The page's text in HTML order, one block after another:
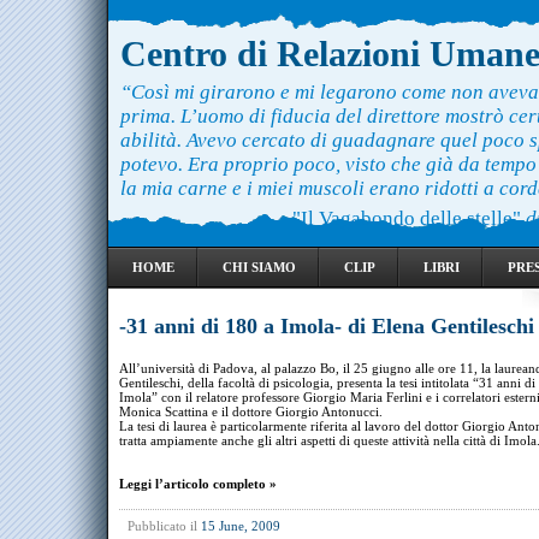
Centro di Relazioni Umane
“Così mi girarono e mi legarono come non
prima. L’uomo di fiducia del direttore mostrò
abilità. Avevo cercato di guadagnare quel poco
potevo. Era proprio poco, visto che già da
la mia carne e i miei muscoli erano ridotti a
"Il Vagabondo delle stelle"
HOME CHI SIAMO CLIP LIBRI
-31 anni di 180 a Imola- di Elena Gentileschi
All’università di Padova, al palazzo Bo, il 25 giugno alle ore 11, la
Gentileschi, della facoltà di psicologia, presenta la tesi intitolata “31 anni di
Imola” con il relatore professore Giorgio Maria Ferlini e i correlatori
Monica Scattina e il dottore Giorgio Antonucci.
La tesi di laurea è particolarmente riferita al lavoro del dottor Giorgio
tratta ampiamente anche gli altri aspetti di queste attività nella città di Imola.
Leggi l’articolo completo »
Pubblicato il 15 June, 2009